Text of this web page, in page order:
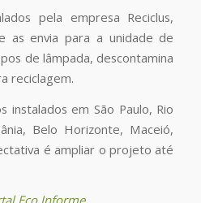
pela empresa Reciclus,
as envia para a unidade de
de lâmpada, descontamina
reciclagem.
instalados em São Paulo, Rio
Belo Horizonte, Maceió,
é ampliar o projeto até